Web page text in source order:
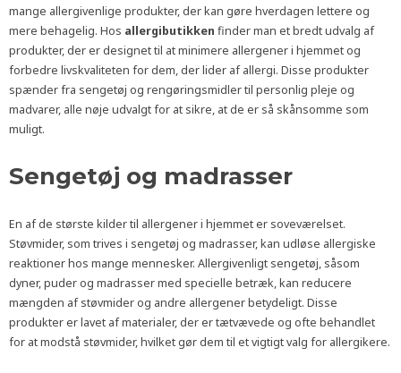
mange allergivenlige produkter, der kan gøre hverdagen lettere og
mere behagelig. Hos allergibutikken finder man et bredt udvalg af
produkter, der er designet til at minimere allergener i hjemmet og
forbedre livskvaliteten for dem, der lider af allergi. Disse produkter
spænder fra sengetøj og rengøringsmidler til personlig pleje og
madvarer, alle nøje udvalgt for at sikre, at de er så skånsomme som
muligt.
Sengetøj og madrasser
En af de største kilder til allergener i hjemmet er soveværelset.
Støvmider, som trives i sengetøj og madrasser, kan udløse allergiske
reaktioner hos mange mennesker. Allergivenligt sengetøj, såsom
dyner, puder og madrasser med specielle betræk, kan reducere
mængden af støvmider og andre allergener betydeligt. Disse
produkter er lavet af materialer, der er tætvævede og ofte behandlet
for at modstå støvmider, hvilket gør dem til et vigtigt valg for allergikere.